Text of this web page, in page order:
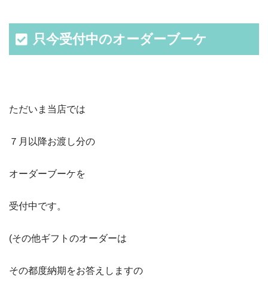
只今受付中のオーダーブーケ
ただいま当店では
７月以降お渡し分の
オーダーブーケを
受付中です。
(その他ギフトのオーダーは
その都度納期をお答えしますの